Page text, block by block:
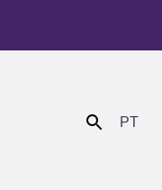
Enviar PT